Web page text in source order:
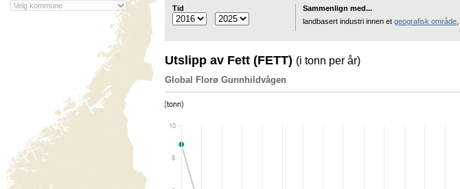
Tid
Sammenlign med...
landbasert industri innen et geografisk område
Utslipp av Fett (FETT) (i tonn per år)
Global Florø Gunnhildvågen